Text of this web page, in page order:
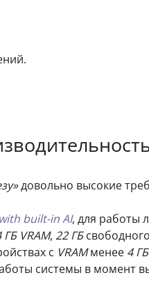
довольно высокие
built-in AI, для работы
ГБ VRAM, 22 ГБ
с VRAMменее 4 ГБ
системы в момент